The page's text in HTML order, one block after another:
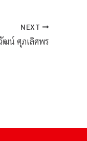
NEXT
น์ ศุภเลิศพร